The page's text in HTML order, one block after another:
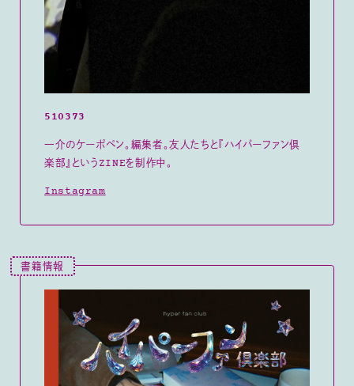
510373
一介のケーポペン。編集者。友人たちと『ハイパーファン倶
楽部』というZINEを制作中。
Instagram
書籍情報